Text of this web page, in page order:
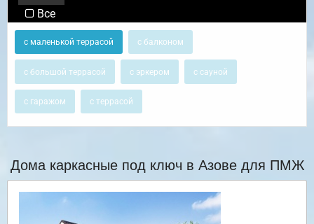
Все
с маленькой террасой с балконом
с большой террасой с эркером с сауной
с гаражом с террасой
Дома каркасные под ключ в Азове для ПМЖ